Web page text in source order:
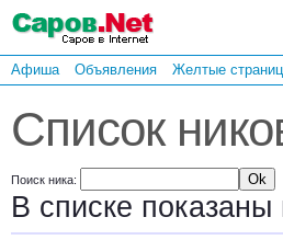
Афиша Объявления Желтые
Список
Поиск ника:
В списке